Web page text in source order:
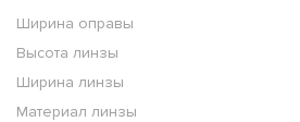
Ширина оправы
Высота линзы
Ширина линзы
Материал линзы